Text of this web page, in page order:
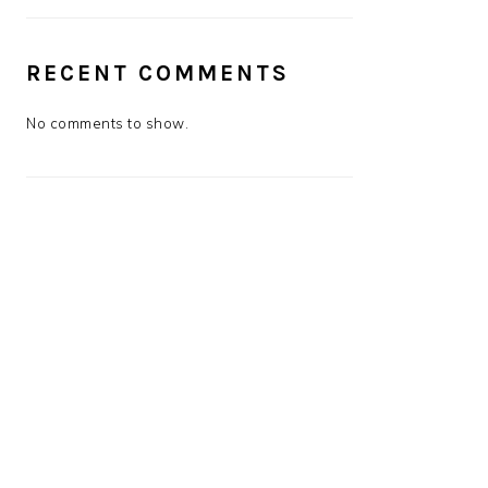
RECENT COMMENTS
No comments to show.